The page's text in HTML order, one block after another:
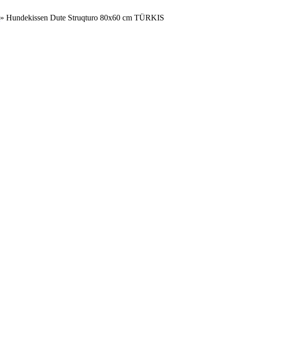
» Hundekissen Dute Struqturo 80x60 cm TÜRKIS